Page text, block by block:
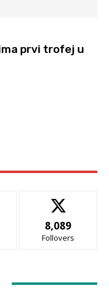
prvi trofej u
8,089
Follovers